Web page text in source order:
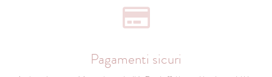
Pagamenti sicuri